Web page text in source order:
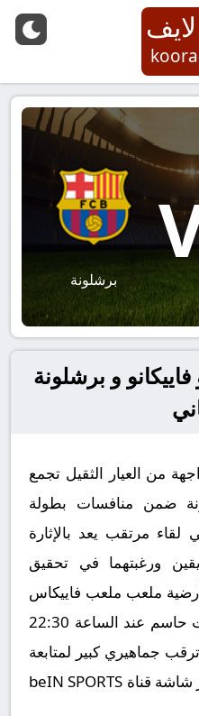
برشلونة
و برشلونة
من العيار الثقيل تجمع
ضمن منافسات بطولة
لقاء مرتقب يعد بالإثارة
ورغبتهما في تحقيق
أرضية ملعب ملعب فاييكاس
يوم 2025-08-31، في توقيت حاسم عند الساعة 22:30
جماهيري كبير لمتابعة
مجريات اللقاء الذي ينقل عبر شاشة قناة beIN SPORTS